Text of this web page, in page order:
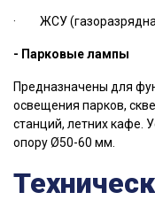
· ЖСУ
- Парковые лампы
Предназначены для
освещения парков,
станций, летних кафе.
опору Ø50-60 мм.